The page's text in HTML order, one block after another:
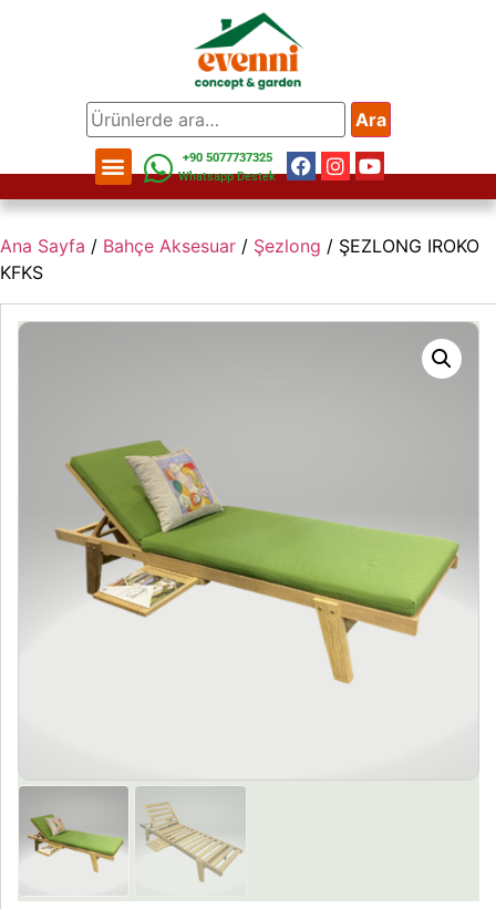
Ara
+90 5077737325
Whatsapp Destek
Ana Sayfa / Bahçe Aksesuar / Şezlong / ŞEZLONG IROKO
KFKS